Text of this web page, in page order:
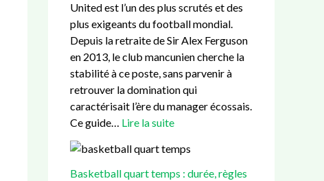
m
a
l
?
u
x
d
u
B
a
r
ç
United est l’un des plus scrutés et des
plus exigeants du football mondial.
Depuis la retraite de Sir Alex Ferguson
en 2013, le club mancunien cherche la
stabilité à ce poste, sans parvenir à
retrouver la domination qui
caractérisait l’ère du manager écossais.
Ce guide… Lire la suite
o
n
a
u
p
o
s
t
Basketball quart temps : durée, règles
t
d
’
u
n
m
a
t
h
d
e
s